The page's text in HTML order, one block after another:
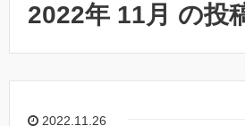
2022年 11月 の投
2022.11.26